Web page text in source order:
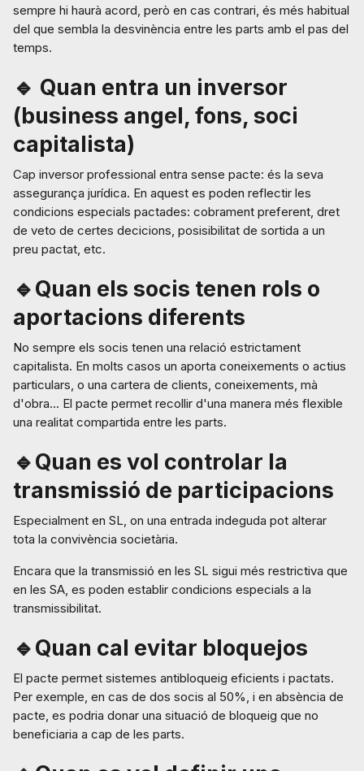
sempre hi haurà acord, però en cas contrari, és més habitual
del que sembla la desvinència entre les parts amb el pas del
temps.
🔹 Quan entra un inversor
(business angel, fons, soci
capitalista)
Cap inversor professional entra sense pacte: és la seva
assegurança jurídica. En aquest es poden reflectir les
condicions especials pactades: cobrament preferent, dret
de veto de certes decicions, posisibilitat de sortida a un
preu pactat, etc.
🔹Quan els socis tenen rols o
aportacions diferents
No sempre els socis tenen una relació estrictament
capitalista. En molts casos un aporta coneixements o actius
particulars, o una cartera de clients, coneixements, mà
d'obra... El pacte permet recollir d'una manera més flexible
una realitat compartida entre les parts.
🔹Quan es vol controlar la
transmissió de participacions
Especialment en SL, on una entrada indeguda pot alterar
tota la convivència societària.
Encara que la transmissió en les SL sigui més restrictiva que
en les SA, es poden establir condicions especials a la
transmissibilitat.
🔹Quan cal evitar bloquejos
El pacte permet sistemes antibloqueig eficients i pactats.
Per exemple, en cas de dos socis al 50%, i en absència de
pacte, es podria donar una situació de bloqueig que no
beneficiaria a cap de les parts.